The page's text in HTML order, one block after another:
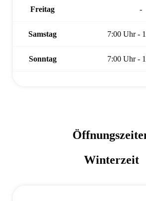
Freitag -
Samstag 7:00 Uhr -
Sonntag 7:00 Uhr -
Winterzeit